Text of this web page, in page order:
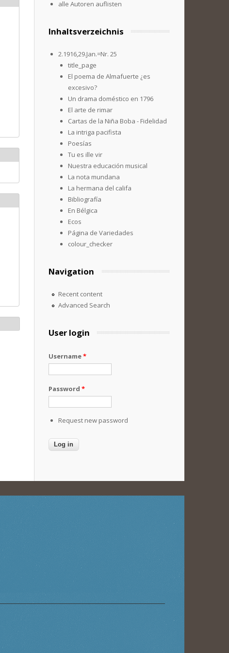
alle Autoren auflisten
Inhaltsverzeichnis
2.1916,29.Jan.=Nr. 25
title_page
El poema de Almafuerte ¿es
excesivo?
Un drama doméstico en 1796
El arte de rimar
Cartas de la Niña Boba - Fidelidad
La intriga pacifista
Poesías
Tu es ille vir
Nuestra educación musical
La nota mundana
La hermana del califa
Bibliografía
En Bélgica
Ecos
Página de Variedades
colour_checker
Navigation
Recent content
Advanced Search
User login
Username*
Password *
Request new password